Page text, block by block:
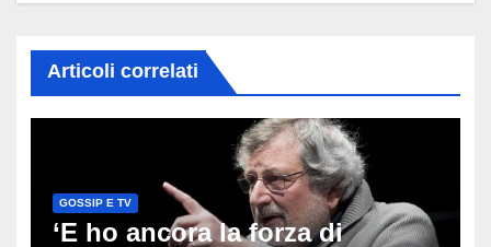
Articoli correlati
GOSSIP E TV
‘E ho ancora la forza di